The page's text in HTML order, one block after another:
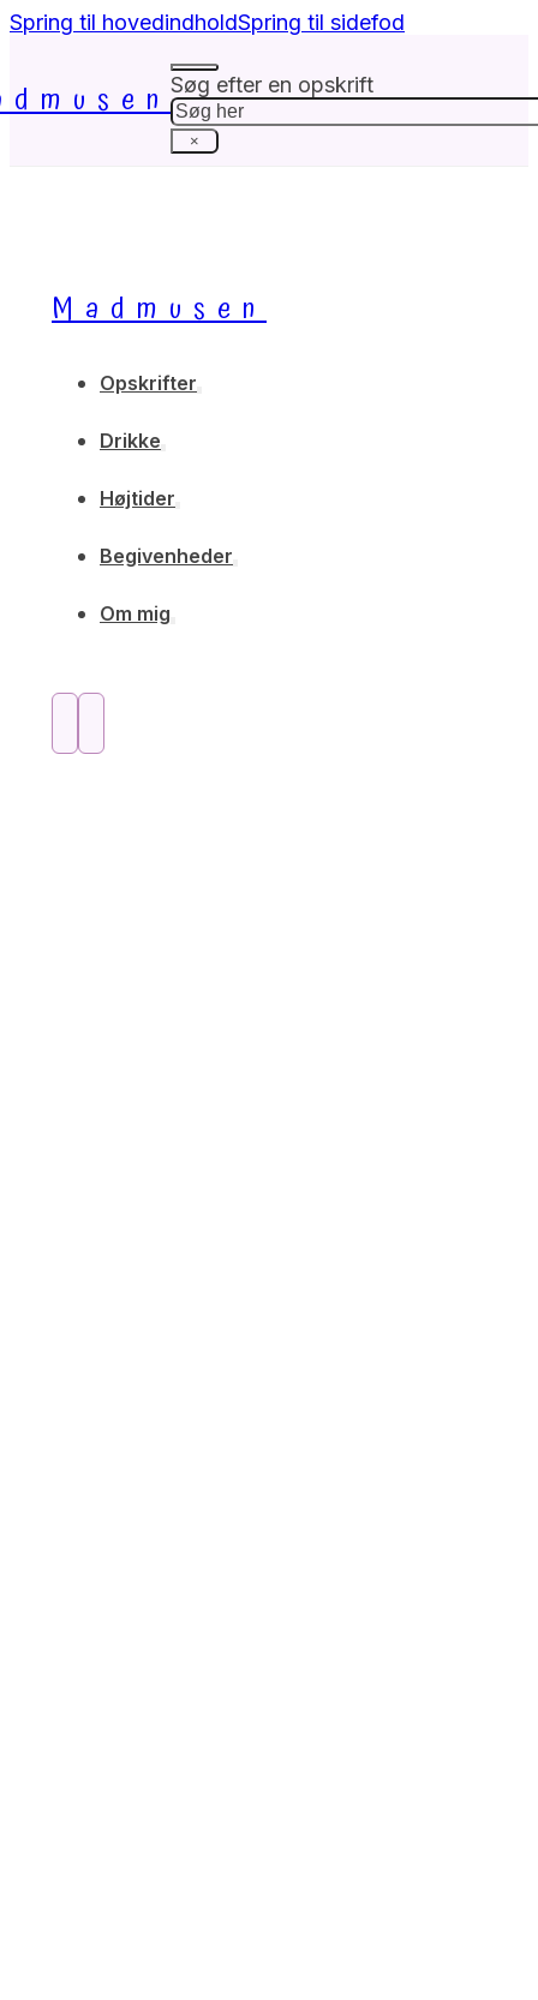
Spring til hovedindholdSpring til sidefod
Søg efter en opskrift
Søg
×
Madmusen
Opskrifter
Drikke
Højtider
Begivenheder
Om mig